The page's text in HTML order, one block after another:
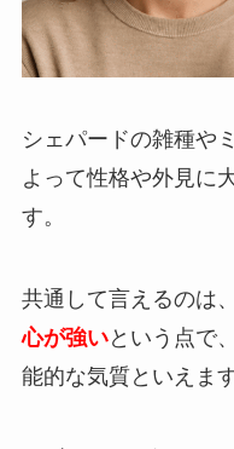
シェパードの雑種や
よって性格や外見に
す。
共通して言えるのは、
心が強いという点で
能的な気質といえます